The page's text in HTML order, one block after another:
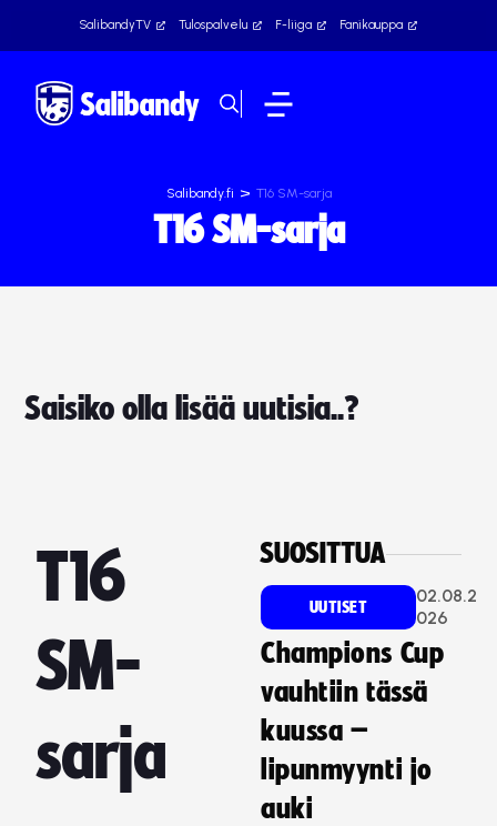
SalibandyTV Tulospalvelu F-liiga Fanikauppa
Salibandy.fi > T16 SM-sarja
T16 SM-sarja
Saisiko olla lisää uutisia..?
T16
SM-
sarja
SUOSITTUA
UUTISET
02.08.2
026
Champions Cup
vauhtiin tässä
kuussa –
lipunmyynti jo
auki